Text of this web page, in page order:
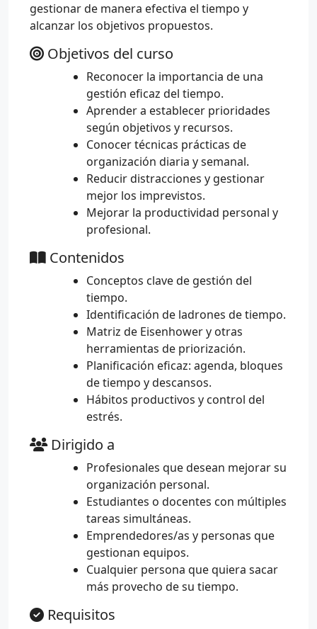
gestionar de manera efectiva el tiempo y
alcanzar los objetivos propuestos.
Objetivos del curso
Reconocer la importancia de una
gestión eficaz del tiempo.
Aprender a establecer prioridades
según objetivos y recursos.
Conocer técnicas prácticas de
organización diaria y semanal.
Reducir distracciones y gestionar
mejor los imprevistos.
Mejorar la productividad personal y
profesional.
Contenidos
Conceptos clave de gestión del
tiempo.
Identificación de ladrones de tiempo.
Matriz de Eisenhower y otras
herramientas de priorización.
Planificación eficaz: agenda, bloques
de tiempo y descansos.
Hábitos productivos y control del
estrés.
Dirigido a
Profesionales que desean mejorar su
organización personal.
Estudiantes o docentes con múltiples
tareas simultáneas.
Emprendedores/as y personas que
gestionan equipos.
Cualquier persona que quiera sacar
más provecho de su tiempo.
Requisitos